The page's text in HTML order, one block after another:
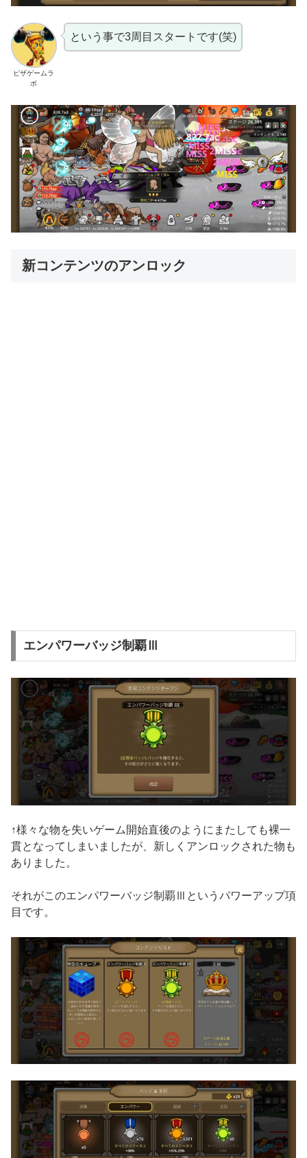
ピザゲームラ
ボ
という事で3周目スタートです(笑)
新コンテンツのアンロック
エンパワーバッジ制覇Ⅲ
↑様々な物を失いゲーム開始直後のようにまたしても裸一
貫となってしまいましたが、新しくアンロックされた物も
ありました。
それがこのエンパワーバッジ制覇Ⅲというパワーアップ項
目です。